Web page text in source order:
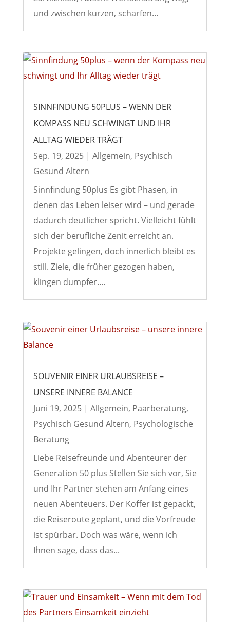
und zwischen kurzen, scharfen...
SINNFINDUNG 50PLUS – WENN DER
KOMPASS NEU SCHWINGT UND IHR
ALLTAG WIEDER TRÄGT
Sep. 19, 2025| Allgemein, Psychisch
Gesund Altern
Sinnfindung 50plus Es gibt Phasen, in
denen das Leben leiser wird – und gerade
dadurch deutlicher spricht. Vielleicht fühlt
sich der berufliche Zenit erreicht an.
Projekte gelingen, doch innerlich bleibt es
still. Ziele, die früher gezogen haben,
klingen dumpfer....
SOUVENIR EINER URLAUBSREISE –
UNSERE INNERE BALANCE
Juni 19, 2025| Allgemein, Paarberatung,
Psychisch Gesund Altern, Psychologische
Beratung
Liebe Reisefreunde und Abenteurer der
Generation 50 plus Stellen Sie sich vor, Sie
und Ihr Partner stehen am Anfang eines
neuen Abenteuers. Der Koffer ist gepackt,
die Reiseroute geplant, und die Vorfreude
ist spürbar. Doch was wäre, wenn ich
Ihnen sage, dass das...